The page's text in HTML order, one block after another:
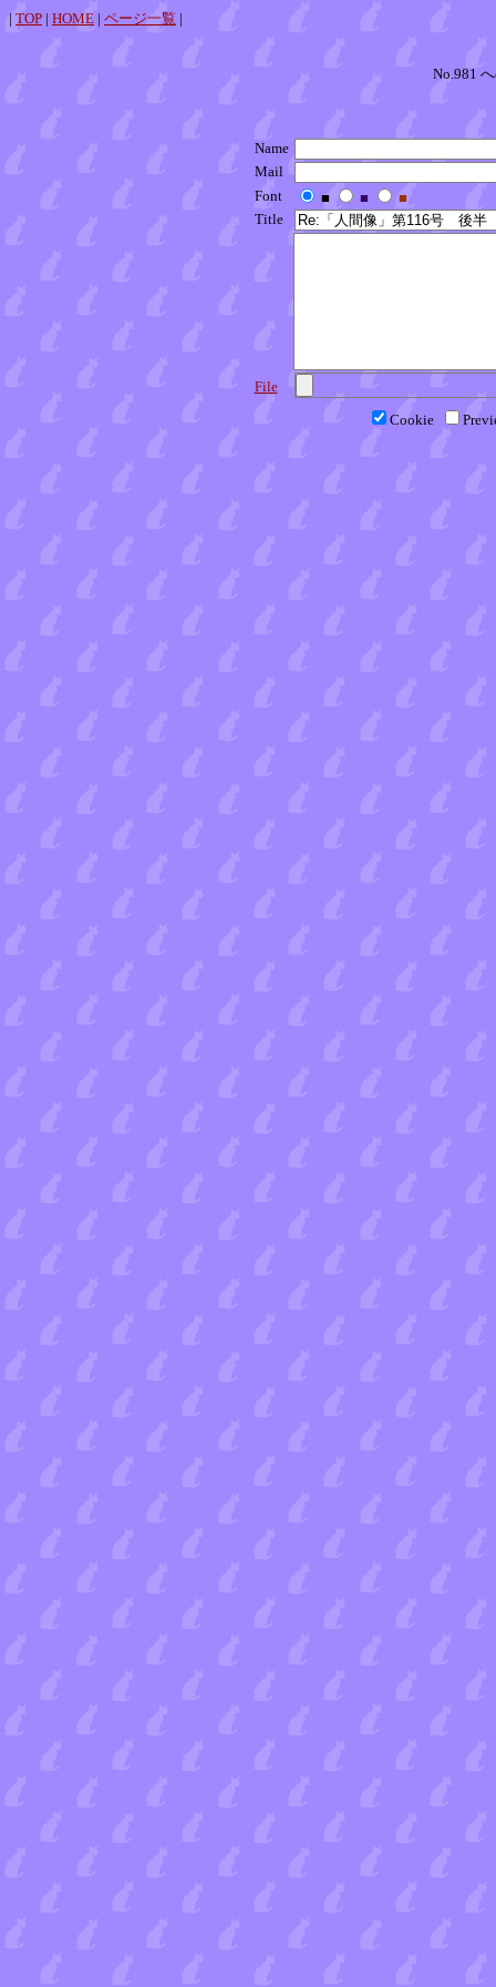
| TOP | HOME | ページ一覧 |
No.981
Name
Mail
Font
■ ■
■
Title
File
Cookie